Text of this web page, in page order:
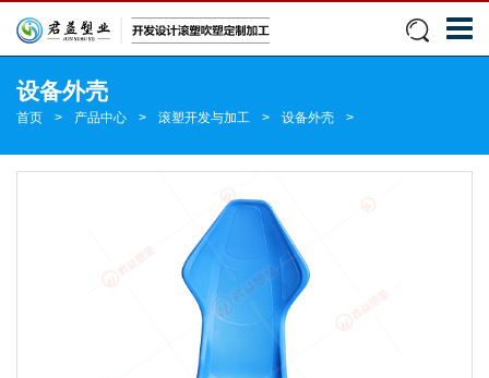
设备外壳
首页 > 产品中心 > 滚塑开发与加工 > 设备外壳 >